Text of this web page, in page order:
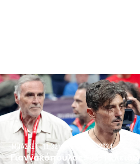
ΜΠΑΣΚΕΤ 11:32 μμ 5 Ιουνίου, 2024
Γιαννακόπουλος: «3-1